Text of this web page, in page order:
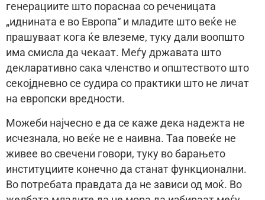
генерациите што пораснаа со реченицата
„иднината е во Европа“ и младите што веќе не
прашуваат кога ќе влеземе, туку дали воопшто
има смисла да чекаат. Меѓу државата што
декларативно сака членство и општеството што
секојдневно се судира со практики што не личат
на европски вредности.
Можеби најчесно е да се каже дека надежта не
исчезнала, но веќе не е наивна. Таа повеќе не
живее во свечени говори, туку во барањето
институциите конечно да станат функционални.
Во потребата правдата да не зависи од моќ. Во